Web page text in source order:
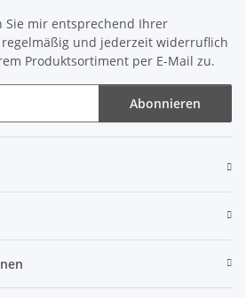
Sie mir entsprechend Ihrer
regelmäßig und jederzeit widerruflich
Produktsortiment per E-Mail zu.
Abonnieren